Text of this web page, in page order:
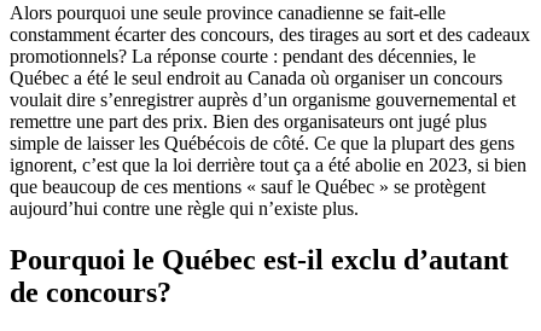
Alors pourquoi une seule province canadienne se fait-elle
constamment écarter des concours, des tirages au sort et des cadeaux
promotionnels? La réponse courte : pendant des décennies, le
Québec a été le seul endroit au Canada où organiser un concours
voulait dire s’enregistrer auprès d’un organisme gouvernemental et
remettre une part des prix. Bien des organisateurs ont jugé plus
simple de laisser les Québécois de côté. Ce que la plupart des gens
ignorent, c’est que la loi derrière tout ça a été abolie en 2023, si bien
que beaucoup de ces mentions « sauf le Québec » se protègent
aujourd’hui contre une règle qui n’existe plus.
Pourquoi le Québec est-il exclu d’autant
de concours?